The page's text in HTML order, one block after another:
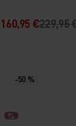
160,95 €229,95
-50 %
%